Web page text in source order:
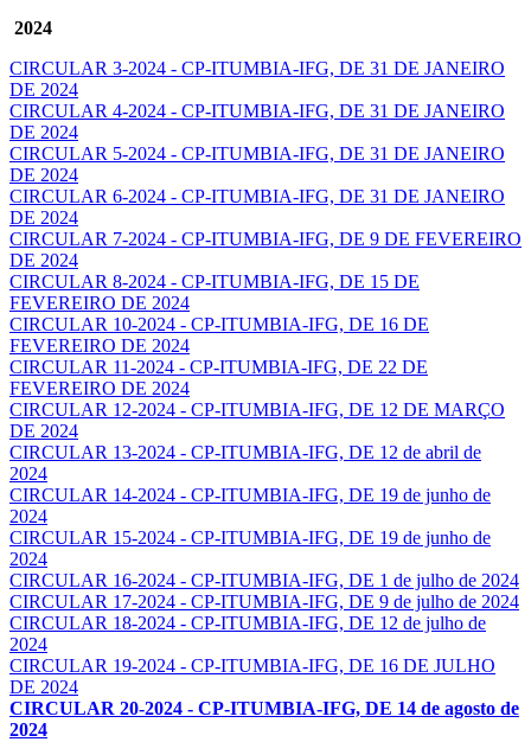
2024
CIRCULAR 3-2024 - CP-ITUMBIA-IFG, DE 31 DE JANEIRO
DE 2024
CIRCULAR 4-2024 - CP-ITUMBIA-IFG, DE 31 DE JANEIRO
DE 2024
CIRCULAR 5-2024 - CP-ITUMBIA-IFG, DE 31 DE JANEIRO
DE 2024
CIRCULAR 6-2024 - CP-ITUMBIA-IFG, DE 31 DE JANEIRO
DE 2024
CIRCULAR 7-2024 - CP-ITUMBIA-IFG, DE 9 DE FEVEREIRO
DE 2024
CIRCULAR 8-2024 - CP-ITUMBIA-IFG, DE 15 DE
FEVEREIRO DE 2024
CIRCULAR 10-2024 - CP-ITUMBIA-IFG, DE 16 DE
FEVEREIRO DE 2024
CIRCULAR 11-2024 - CP-ITUMBIA-IFG, DE 22 DE
FEVEREIRO DE 2024
CIRCULAR 12-2024 - CP-ITUMBIA-IFG, DE 12 DE MARÇO
DE 2024
CIRCULAR 13-2024 - CP-ITUMBIA-IFG, DE 12 de abril de
2024
CIRCULAR 14-2024 - CP-ITUMBIA-IFG, DE 19 de junho de
2024
CIRCULAR 15-2024 - CP-ITUMBIA-IFG, DE 19 de junho de
2024
CIRCULAR 16-2024 - CP-ITUMBIA-IFG, DE 1 de julho de 2024
CIRCULAR 17-2024 - CP-ITUMBIA-IFG, DE 9 de julho de 2024
CIRCULAR 18-2024 - CP-ITUMBIA-IFG, DE 12 de julho de
2024
CIRCULAR 19-2024 - CP-ITUMBIA-IFG, DE 16 DE JULHO
DE 2024
CIRCULAR 20-2024 - CP-ITUMBIA-IFG, DE 14 de agosto de
2024